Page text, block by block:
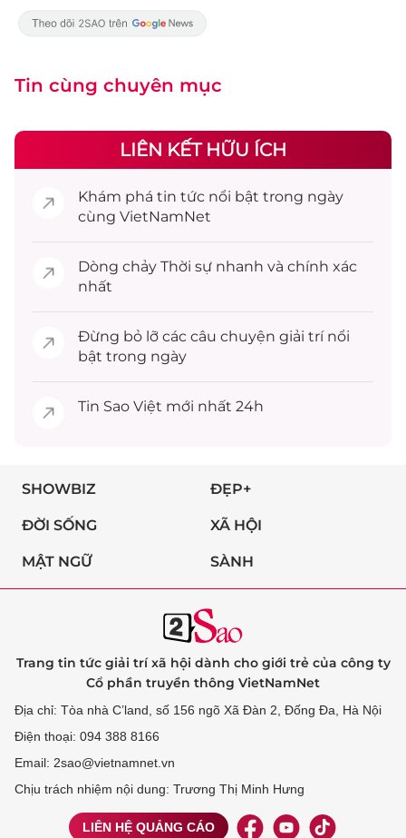
Tin cùng chuyên mục
LIÊN KẾT HỮU ÍCH
Khám phá tin tức nổi bật trong ngày
cùng VietNamNet
Dòng chảy Thời sự nhanh và chính xác
nhất
Đừng bỏ lỡ các câu chuyện giải trínổi
bật trong ngày
Tin Sao Việt mới nhất 24h
SHOWBIZ ĐẸP+
ĐỜI SỐNG XÃ HỘI
MẬT NGỮ SÀNH
Trang tin tức giải trí xã hội dành cho giới trẻ của công ty
Cổ phần truyền thông VietNamNet
Địa chỉ: Tòa nhà C’land, số 156 ngõ Xã Đàn 2, Đống Đa, Hà Nội
Điện thoại: 094 388 8166
Email: 2sao@vietnamnet.vn
Chịu trách nhiệm nội dung: Trương Thị Minh Hưng
LIÊN HỆ QUẢNG CÁO